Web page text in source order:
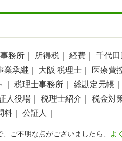
務所｜ 所得税｜ 経費｜ 千代田
業承継｜ 大阪 税理士｜ 医療費
税理士事務所｜ 総勘定元帳｜
人役場｜ 税理士紹介｜ 税金対
料｜ 公証人｜
ご不明な点がございましたら、 よ